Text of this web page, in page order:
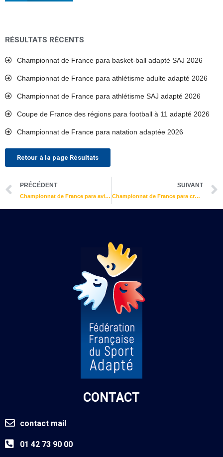
RÉSULTATS RÉCENTS
Championnat de France para basket-ball adapté SAJ 2026
Championnat de France para athlétisme adulte adapté 2026
Championnat de France para athlétisme SAJ adapté 2026
Coupe de France des régions para football à 11 adapté 2026
Championnat de France para natation adaptée 2026
Retour à la page Résultats
Précédent
PRÉCÉDENT
Championnat de France para aviron adapté indoor 2025
SUIVANT
Championnat de France para cross adapté 2025
CONTACT
contact mail
01 42 73 90 00